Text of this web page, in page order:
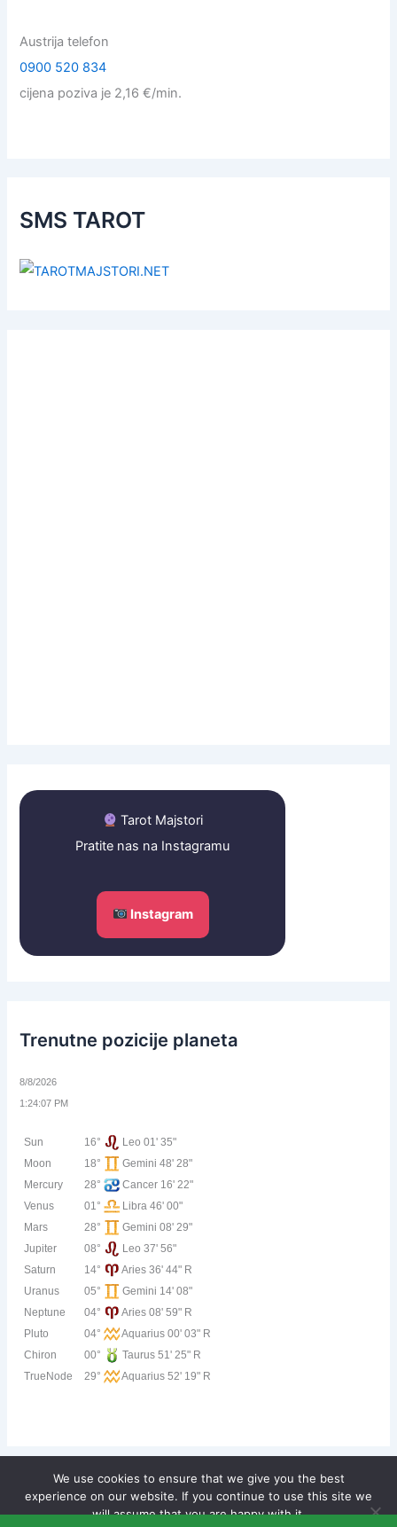
Austrija telefon
0900 520 834
cijena poziva je 2,16 €/min.
SMS TAROT
Tarot Majstori
Pratite nas na Instagramu
Instagram
Trenutne pozicije planeta
8/8/2026
1:24:07 PM
Sun 16°
Leo 01' 35"
Moon
18°
Gemini 48' 28"
Mercury
28°
Cancer 16' 22"
Venus
01°
Libra 46' 00"
Mars
28°
Gemini 08' 29"
Jupiter
08°
Leo 37' 56"
Saturn
14°
Aries 36' 44" R
Uranus
05°
Gemini 14' 08"
Neptune
04°
Aries 08' 59" R
Pluto
04°
Aquarius 00' 03" R
Chiron
00°
Taurus 51' 25" R
TrueNode
29° Aquarius 52' 19" R
Copyright © 2026 Tarot Majstori Centar Online | Powered by
We use cookies to ensure that we give you the best
experience on our website. If you continue to use this site we
will assume that you are happy with it.